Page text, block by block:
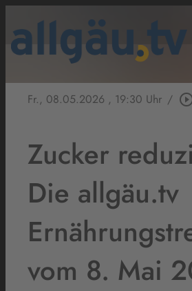
Fr., 08.05.2026 , 19:30 Uhr /
Zucker
Die allgäu.tv
vom 8. Mai